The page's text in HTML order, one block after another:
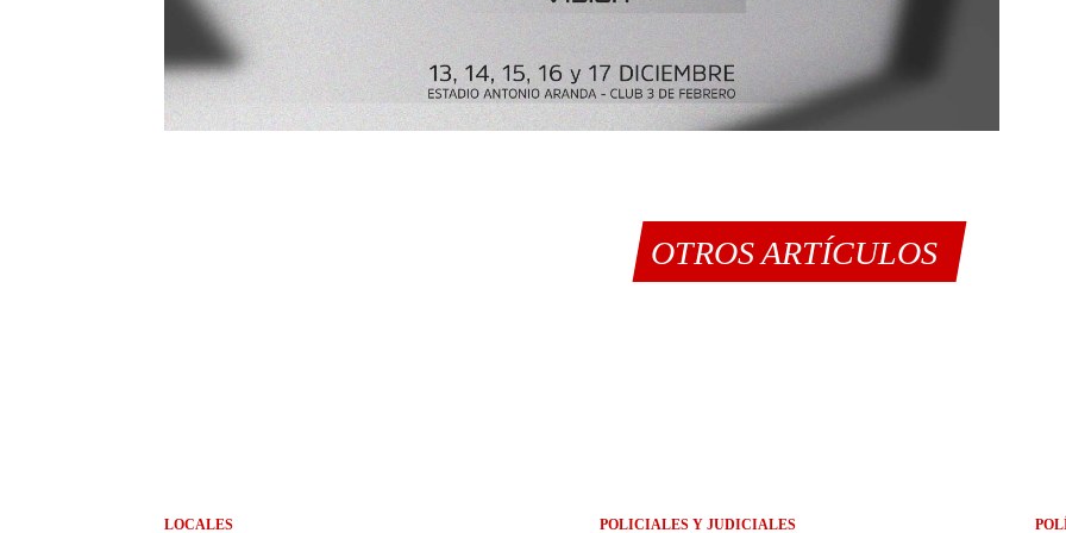
OTROS ARTÍCULOS
LOCALES POLICIALES Y JUDICIALES